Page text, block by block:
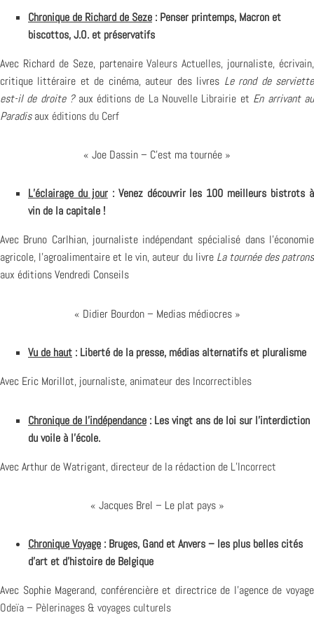
Chronique de Richard de Seze : Penser printemps, Macron et
biscottos, J.O. et préservatifs
Avec Richard de Seze, partenaireValeurs Actuelles, journaliste, écrivain,
critique littéraire et de cinéma, auteur des livres Le rond de serviette
est-il de droite ?aux éditions de La Nouvelle Librairie et En arrivant au
Paradisaux éditions du Cerf
« Joe Dassin – C’est ma tournée »
L’éclairage du jour: Venez découvrir les 100 meilleurs bistrots à
vin de la capitale !
Avec Bruno Carlhian, journaliste indépendant spécialisé dans l’économie
agricole, l’agroalimentaire et le vin, auteur du livre La tournée des patrons
aux éditions Vendredi Conseils
« Didier Bourdon – Medias médiocres »
Vu de haut : Liberté de la presse, médias alternatifs et pluralisme
Avec Eric Morillot, journaliste, animateur des Incorrectibles
Chronique de l’indépendance : Les vingt ans de loi sur l’interdiction
du voile à l’école.
Avec Arthur de Watrigant, directeur de la rédaction de L’Incorrect
« Jacques Brel – Le plat pays »
Chronique Voyage : Bruges, Gand et Anvers – les plus belles cités
d’art et d’histoire de Belgique
Avec Sophie Magerand, conférencière et directrice de l’agence de voyage
Odeïa – Pèlerinages & voyages culturels